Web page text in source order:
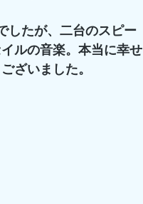
したが、二台のスピー
ルの音楽。本当に幸せ
ざいました。